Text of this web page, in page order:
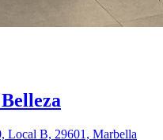
Local B, 29601, Marbella